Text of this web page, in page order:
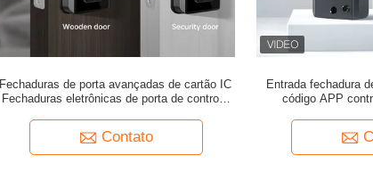
Fechaduras de porta avançadas de cartão IC
Fechaduras eletrônicas de porta de controle
Contato
Entrada fechadura
código APP